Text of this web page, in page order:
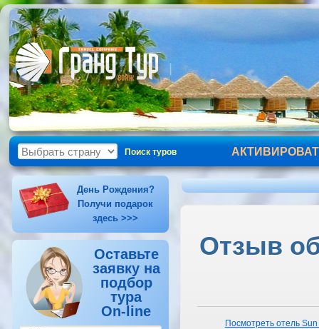
Поиск туров
День Рождения?
Получи подарок
здесь >>>
Оставьте
заявку на
подбор
тура
On-line
Отзыв
Посмотреть отель